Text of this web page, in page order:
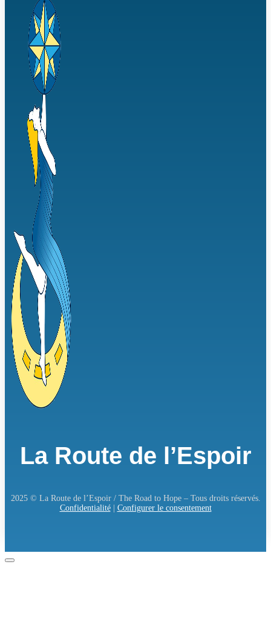
La Route de l’Espoir
2025 © La Route de l’Espoir / The Road to Hope – Tous droits réservés.
Confidentialité| Configurer le consentement